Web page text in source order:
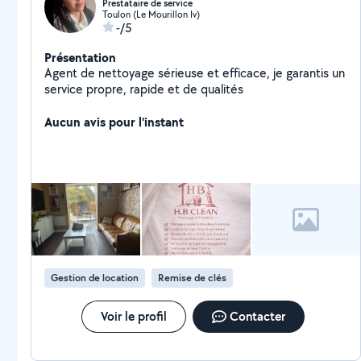
Prestataire de service
Toulon (Le Mourillon Iv)
-/5
Présentation
Agent de nettoyage sérieuse et efficace, je garantis un
service propre, rapide et de qualités
Aucun avis pour l'instant
Gestion de location Remise de clés
Voir le profil Contacter